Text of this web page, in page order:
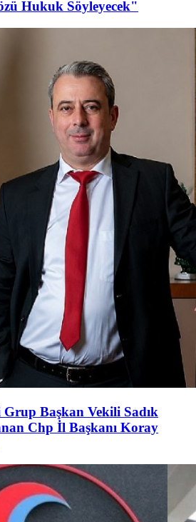
Hukuk Söyleyecek"
Başkan Vekili Sadık
Chp İl Başkanı Koray